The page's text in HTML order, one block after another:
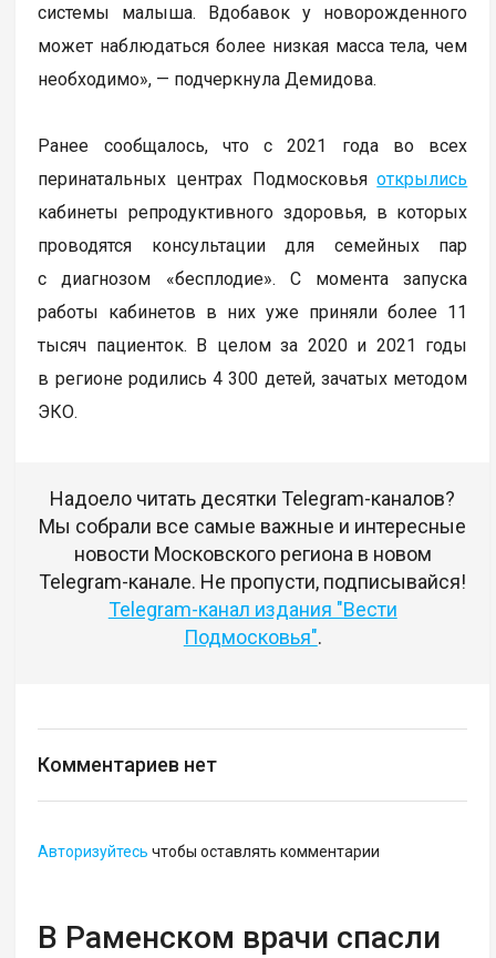
системы малыша. Вдобавок у новорожденного
может наблюдаться более низкая масса тела, чем
необходимо», — подчеркнула Демидова.
Ранее сообщалось, что с 2021 года во всех
перинатальных центрах Подмосковьяоткрылись
кабинеты репродуктивного здоровья, в которых
проводятся консультации для семейных пар
с диагнозом «бесплодие». С момента запуска
работы кабинетов в них уже приняли более 11
тысяч пациенток. В целом за 2020 и 2021 годы
в регионе родились 4 300 детей, зачатых методом
ЭКО.
Надоело читать десятки Telegram-каналов?
Мы собрали все самые важные и интересные
новости Московского региона в новом
Telegram-канале. Не пропусти, подписывайся!
Telegram-канал издания "Вести
Подмосковья".
Комментариев нет
Авторизуйтесь чтобы оставлять комментарии
В Раменском врачи спасли